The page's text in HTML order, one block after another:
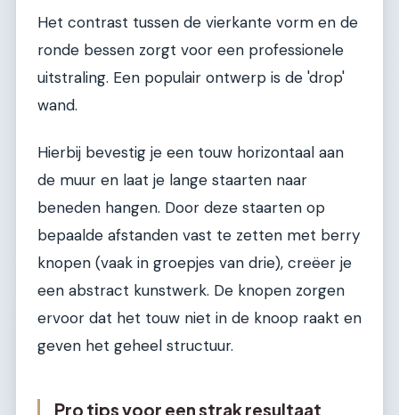
Het contrast tussen de vierkante vorm en de
ronde bessen zorgt voor een professionele
uitstraling. Een populair ontwerp is de 'drop'
wand.
Hierbij bevestig je een touw horizontaal aan
de muur en laat je lange staarten naar
beneden hangen. Door deze staarten op
bepaalde afstanden vast te zetten met berry
knopen (vaak in groepjes van drie), creëer je
een abstract kunstwerk. De knopen zorgen
ervoor dat het touw niet in de knoop raakt en
geven het geheel structuur.
Pro tips voor een strak resultaat